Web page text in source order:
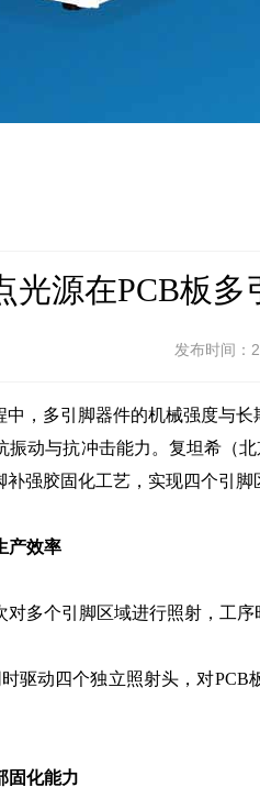
光源在PCB板
发布时间：
多引脚器件的机械强度与长
振动与抗冲击能力。复坦希（
强胶固化工艺，实现四个引脚
产效率
个引脚区域进行照射，工序
动四个独立照射头，对PCB
固化能力